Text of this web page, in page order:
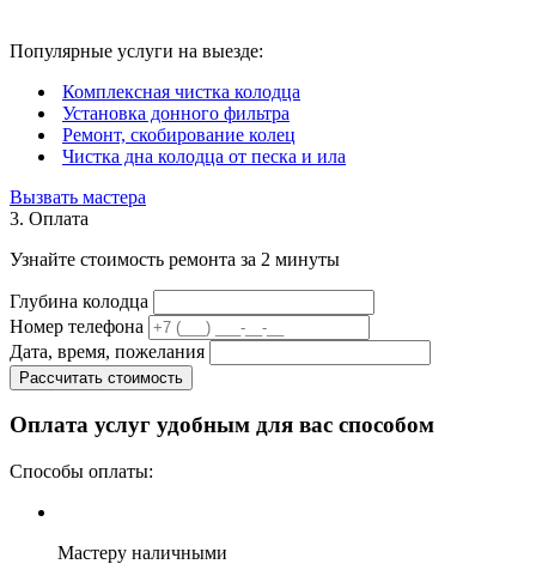
Популярные услуги на выезде:
Комплексная чистка колодца
Установка донного фильтра
Ремонт, скобирование колец
Чистка дна колодца от песка и ила
Вызвать мастера
3. Оплата
Узнайте стоимость ремонта за 2 минуты
Глубина колодца
Номер телефона
Дата, время, пожелания
Рассчитать стоимость
Оплата услуг удобным для вас способом
Способы оплаты:
Мастеру наличными